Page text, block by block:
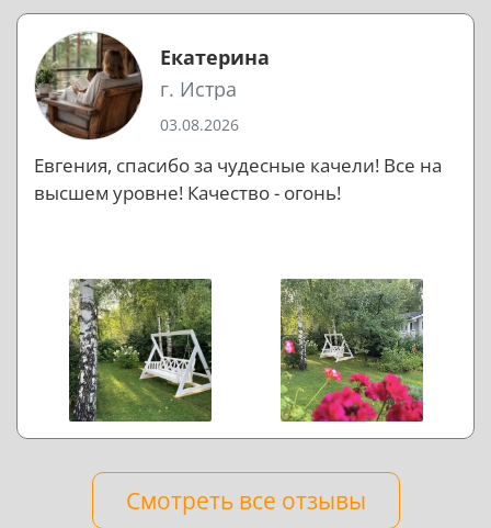
Екатерина
г. Истра
03.08.2026
Евгения, спасибо за чудесные качели! Все на
высшем уровне! Качество - огонь!
Смотреть все отзывы